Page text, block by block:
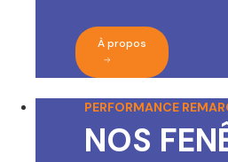
À propos
PERFORMANCE
NOS